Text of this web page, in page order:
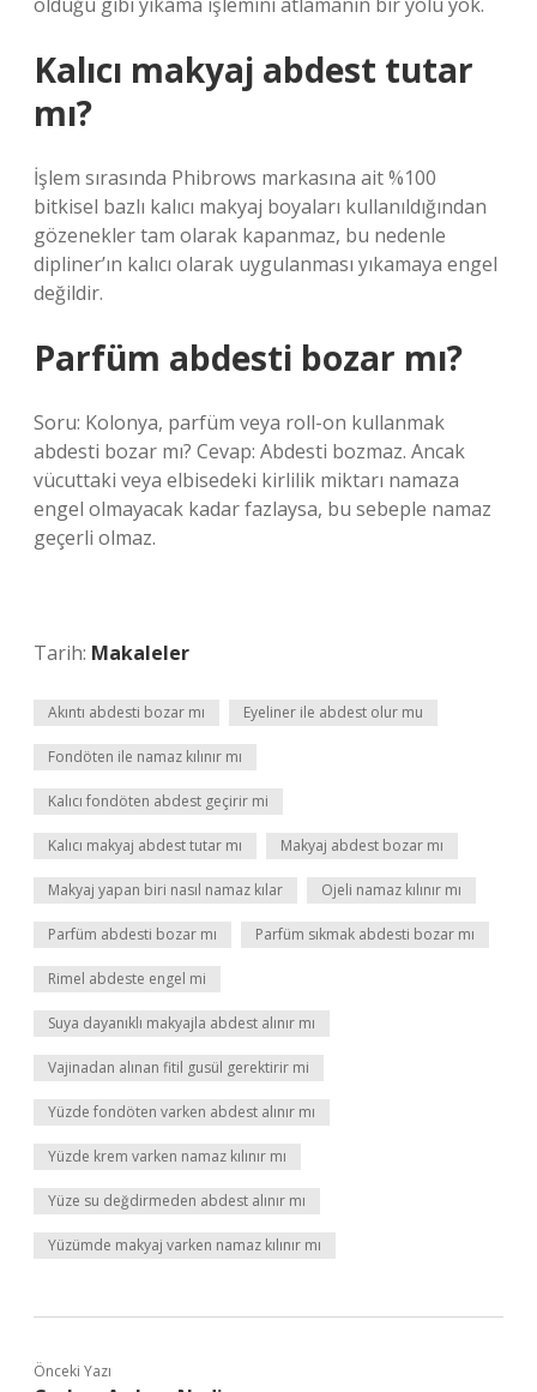
Kalıcı makyaj abdest tutar
mı?
İşlem sırasında Phibrows markasına ait %100
bitkisel bazlı kalıcı makyaj boyaları kullanıldığından
gözenekler tam olarak kapanmaz, bu nedenle
dipliner’ın kalıcı olarak uygulanması yıkamaya engel
değildir.
Parfüm abdesti bozar mı?
Soru: Kolonya, parfüm veya roll-on kullanmak
abdesti bozar mı? Cevap: Abdesti bozmaz. Ancak
vücuttaki veya elbisedeki kirlilik miktarı namaza
engel olmayacak kadar fazlaysa, bu sebeple namaz
geçerli olmaz.
Tarih: Makaleler
Akıntı abdesti bozar mı Eyeliner ile abdest olur mu
Fondöten ile namaz kılınır mı
Kalıcı fondöten abdest geçirir mi
Kalıcı makyaj abdest tutar mı Makyaj abdest bozar mı
Makyaj yapan biri nasıl namaz kılar Ojeli namaz kılınır mı
Parfüm abdesti bozar mı Parfüm sıkmak abdesti bozar mı
Rimel abdeste engel mi
Suya dayanıklı makyajla abdest alınır mı
Vajinadan alınan fitil gusül gerektirir mi
Yüzde fondöten varken abdest alınır mı
Yüzde krem varken namaz kılınır mı
Yüze su değdirmeden abdest alınır mı
Yüzümde makyaj varken namaz kılınır mı
Önceki Yazı